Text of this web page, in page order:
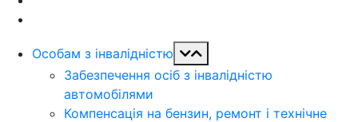
Особам з інвалідністю
Забезпечення осіб з інвалідністю
автомобілями
Компенсація на бензин, ремонт і технічне